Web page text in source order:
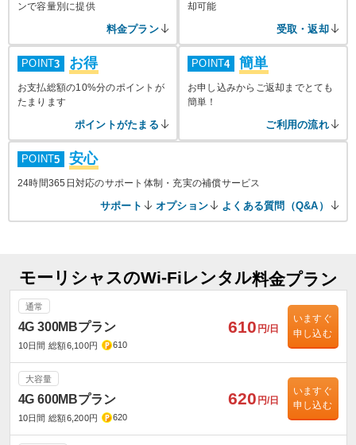
ンで容量別に提供
料金プラン
却可能
受取・返却
POINT3 お得
お支払総額の10%分のポイントが
たまります
ポイントがたまる
POINT4 簡単
お申し込みからご返却までとても
簡単！
ご利用の流れ
POINT5 安心
24時間365日対応のサポート体制・充実の補償サービス
サポート オプション よくある質問（Q&A）
モーリシャスのWi-Fiレンタル料金プラン
通常
4G 300MBプラン
10日間 総額6,100円 610
610 円/日
いますぐ
申し込む
大容量
4G 600MBプラン
10日間 総額6,200円 620
620 円/日
いますぐ
申し込む